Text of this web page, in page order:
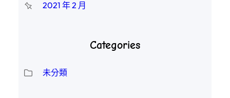
2021 年 2 月
Categories
未分類